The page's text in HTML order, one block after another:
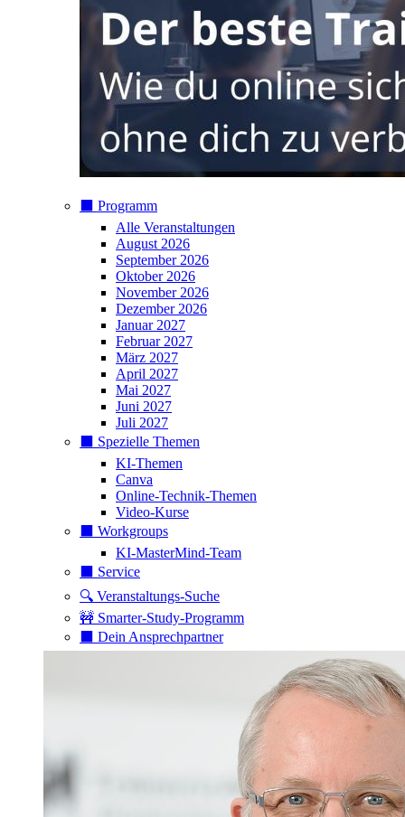
⬛️ Programm
Alle Veranstaltungen
August 2026
September 2026
Oktober 2026
November 2026
Dezember 2026
Januar 2027
Februar 2027
März 2027
April 2027
Mai 2027
Juni 2027
Juli 2027
⬛️ Spezielle Themen
KI-Themen
Canva
Online-Technik-Themen
Video-Kurse
⬛️ Workgroups
KI-MasterMind-Team
⬛️ Service
🔍 Veranstaltungs-Suche
🚧 Smarter-Study-Programm
⬛️ Dein Ansprechpartner